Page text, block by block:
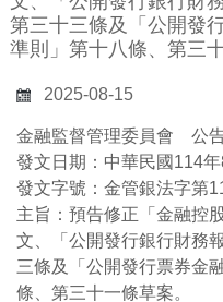
第三十三條及「公開發
準則」第十八條、第三
2025-08-15
金融監督管理委員會 公
發文日期：中華民國114年
發文字號：金管銀法字第
主旨：預告修正「金融控
文、「公開發行銀行財務
三條及「公開發行票券金
條、第三十一條草案。